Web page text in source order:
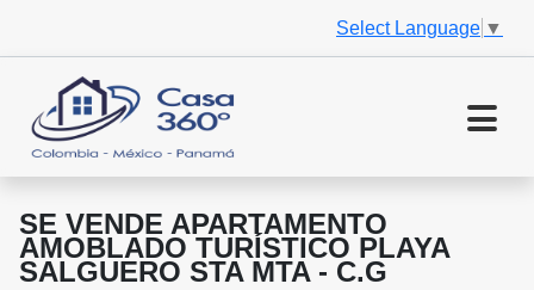
Select Language ▼
SE VENDE APARTAMENTO
AMOBLADO TURÍSTICO PLAYA
SALGUERO STA MTA - C.G